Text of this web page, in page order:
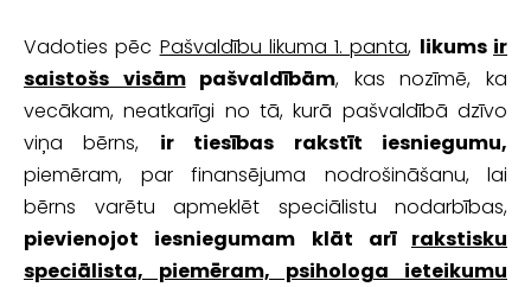
Vadoties pēc Pašvaldību likuma 1. panta, likums ir
saistošs visāmpašvaldībām, kas nozīmē, ka
vecākam, neatkarīgi no tā, kurā pašvaldībā dzīvo
viņa bērns, ir tiesības rakstīt iesniegumu,
piemēram, par finansējuma nodrošināšanu, lai
bērns varētu apmeklēt speciālistu nodarbības,
pievienojot iesniegumam klāt arī rakstisku
speciālista, piemēram, psihologa ieteikumu